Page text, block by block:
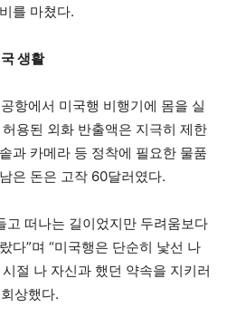
를 마쳤다.
생활
항에서 미국행 비행기에 몸을 실
용된 외화 반출액은 지극히 제한
과 카메라 등 정착에 필요한 물품
은 돈은 고작 60달러였다.
고 떠나는 길이었지만 두려움보다
다”며 “미국행은 단순히 낯선 나
절 나 자신과 했던 약속을 지키러
상했다.